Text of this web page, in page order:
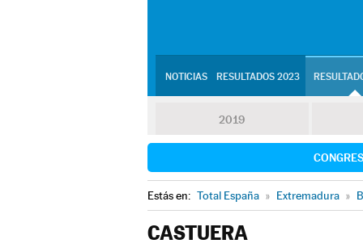
NOTICIAS RESULTADOS 2023
2019
Estás en: Total España » Extremadura »
CASTUERA